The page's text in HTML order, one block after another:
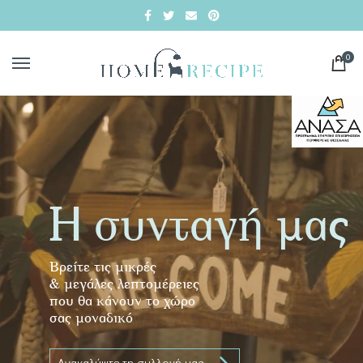
0
Η συνταγή μας
Βρείτε τις μικρές
& μεγάλες λεπτομέρειες
που θα κάνουν το χώρο
σας μοναδικό